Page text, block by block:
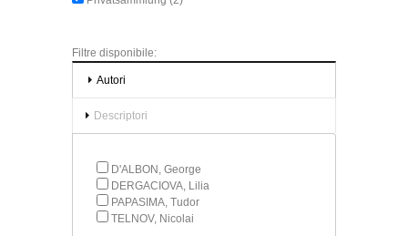
Filtre disponibile:
Autori
Descriptori
D'ALBON, George
DERGACIOVA, Lilia
PAPASIMA, Tudor
TELNOV, Nicolai